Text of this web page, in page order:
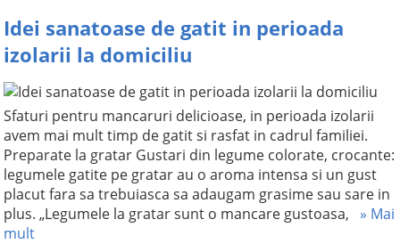
Idei sanatoase de gatit in perioada
izolarii la domiciliu
Sfaturi pentru mancaruri delicioase, in perioada izolarii
avem mai mult timp de gatit si rasfat in cadrul familiei.
Preparate la gratar Gustari din legume colorate, crocante:
legumele gatite pe gratar au o aroma intensa si un gust
placut fara sa trebuiasca sa adaugam grasime sau sare in
plus. „Legumele la gratar sunt o mancare gustoasa, » Mai
mult